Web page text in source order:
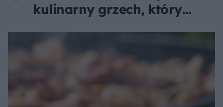
kulinarny grzech, który